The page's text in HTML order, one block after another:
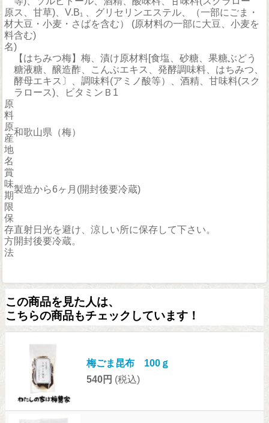
原
材
料
名
ス、甘草)、V.B₁ 、グリセリンエステル、（一部にごま・
大豆・小麦・さばを含む） (原材料の一部に大豆、小麦を
含む)
)
【はちみつ梅】梅、漬け原材料[食塩、砂糖、果糖ぶどう
糖液糖、醸造酢、こんぶエキス、発酵調味料、はちみつ、
酵母エキス〕、調味料(アミノ酸等）、酒精、甘味料(スク
ラロース)、ビタミンＢ1
原
料
原
産
地
名
和歌山県（梅）
賞
味
期
限
製造から6ヶ月(開封後要冷蔵)
保
存
方
法
直射日光を避け、涼しい所に保存して下さい。
開封後要冷蔵。
この商品を見た人は、
こちらの商品もチェックしています！
梅ごま昆布 100ｇ
540円 (税込)